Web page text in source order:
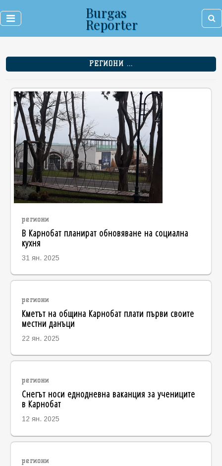
Burgas
Reporter
РЕГИОНИ ...
региони
В Карнобат планират обновяване на социална
кухня
31 ян. 2025
региони
Кметът на община Карнобат плати първи своите
местни данъци
22 ян. 2025
региони
Снегът носи еднодневна ваканция за учениците
в Карнобат
12 ян. 2025
региони